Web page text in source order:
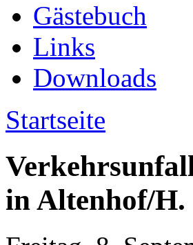
Gästebuch
Links
Downloads
Startseite
in Altenhof/H.